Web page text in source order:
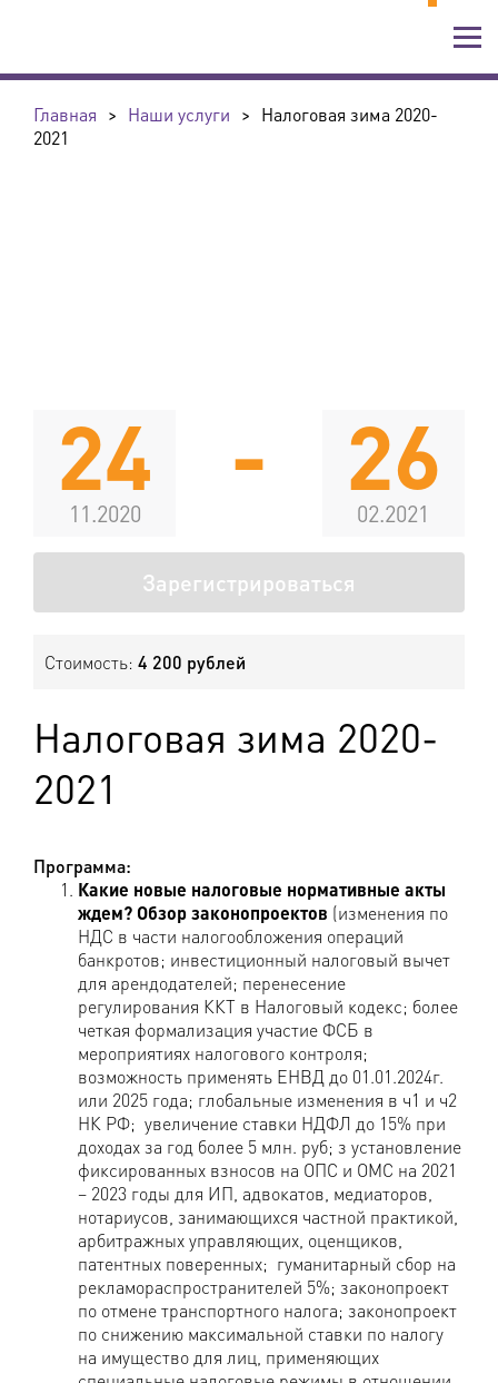
Главная > Наши услуги > Налоговая зима 2020-
2021
24
11.2020
- 26
02.2021
Зарегистрироваться
Стоимость: 4 200 рублей
Налоговая зима 2020-
2021
Программа:
Какие новые налоговые нормативные акты
ждем? Обзор законопроектов (изменения по
НДС в части налогообложения операций
банкротов; инвестиционный налоговый вычет
для арендодателей; перенесение
регулирования ККТ в Налоговый кодекс; более
четкая формализация участие ФСБ в
мероприятиях налогового контроля;
возможность применять ЕНВД до 01.01.2024г.
или 2025 года; глобальные изменения в ч1 и ч2
НК РФ; увеличение ставки НДФЛ до 15% при
доходах за год более 5 млн. руб; з установление
фиксированных взносов на ОПС и ОМС на 2021
– 2023 годы для ИП, адвокатов, медиаторов,
нотариусов, занимающихся частной практикой,
арбитражных управляющих, оценщиков,
патентных поверенных; гуманитарный сбор на
рекламораспространителей 5%; законопроект
по отмене транспортного налога; законопроект
по снижению максимальной ставки по налогу
на имущество для лиц, применяющих